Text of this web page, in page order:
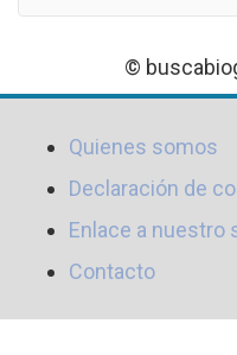
©
Quienes somos
Declaración de
Enlace a nuestro
Contacto